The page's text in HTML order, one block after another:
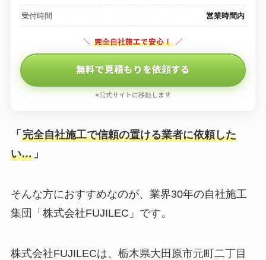
受付時間 営業時間内
＼ 完全自社施工で安心！ ／
無料で見積もりを依頼する
※公式サイトに移動します
「 完全自社施工で信頼の置ける業者に依頼した
い…」
そんな方におすすめなのが、業界30年の自社施工
集団「株式会社FUJILEC」です。
株式会社FUJILECは、栃木県大田原市元町二丁目